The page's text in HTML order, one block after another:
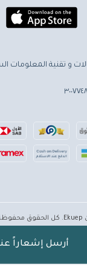
أرسل إشعاراً
و تقنية المعلومات